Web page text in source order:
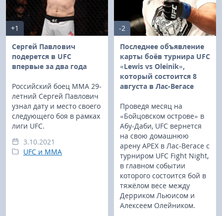
+1
Сергей Павлович
подерется в UFC
впервые за два года
Российский боец ММА 29-
летний Сергей Павлович
узнал дату и место своего
следующего боя в рамках
лиги UFC.
3.10.2021
UFC и MMA
-2
Последнее объявление
карты боёв турнира UFC
«Lewis vs Oleinik»,
который состоится 8
августа в Лас-Вегасе
Проведя месяц на
«Бойцовском острове» в
Абу-Даби, UFC вернется
на свою домашнюю
арену APEX в Лас-Вегасе с
турниром UFC Fight Night,
в главном событии
которого состоится бой в
тяжёлом весе между
Дерриком Льюисом и
Алексеем Олейником.
Бокс
UFC и MMA
Муай тай